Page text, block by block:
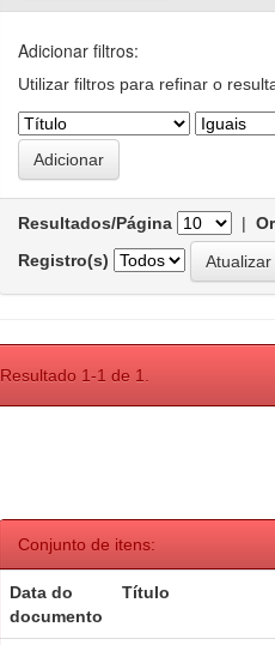
Adicionar filtros:
Utilizar filtros para refinar o
Resultados/Página |
Registro(s)
Resultado 1-1 de 1.
Conjunto de itens:
Data do
documento
Título